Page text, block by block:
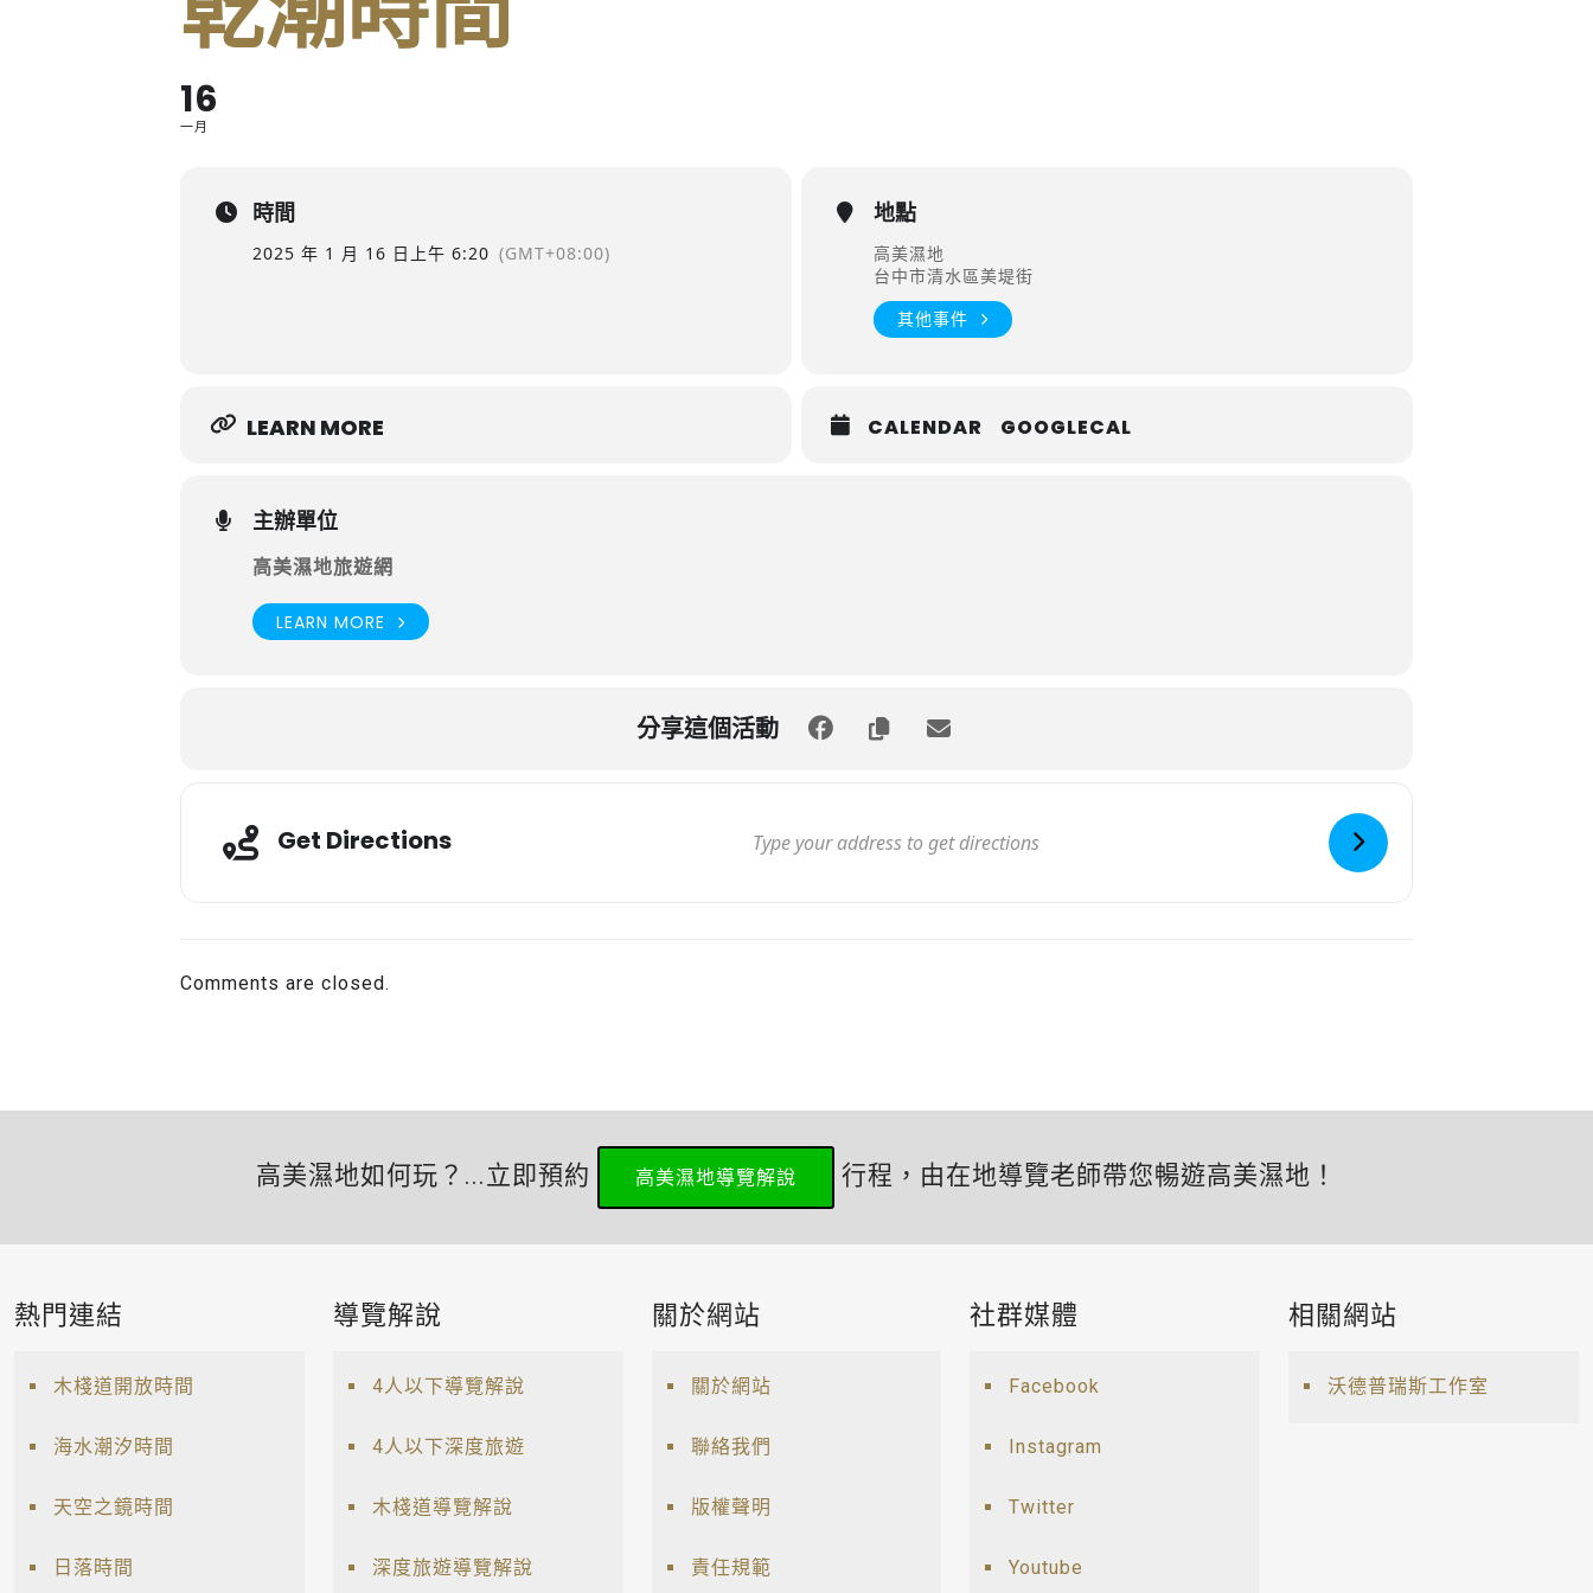
16
一月
時間
2025 年 1 月 16 日 上午 6:20 (GMT+08:00)
地點
高美濕地
台中市清水區美堤街
其他事件
LEARN MORE CALENDAR GOOGLECAL
主辦單位
高美濕地旅遊網
LEARN MORE
分享這個活動
Get Directions
Comments are closed.
高美濕地如何玩？...立即預約 高美濕地導覽解說 行程，由在地導覽老師帶您暢遊高美濕地！
熱門連結
木棧道開放時間
海水潮汐時間
天空之鏡時間
日落時間
導覽解說
4人以下導覽解說
4人以下深度旅遊
木棧道導覽解說
深度旅遊導覽解說
關於網站
關於網站
聯絡我們
版權聲明
責任規範
社群媒體
Facebook
Instagram
Twitter
Youtube
相關網站
沃德普瑞斯工作室